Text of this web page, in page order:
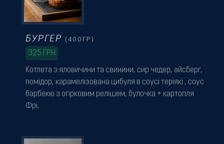
Котлета з яловичини та свинини, сир чедер, айсберг,
помідор, карамелізована цибуля в соусі теріякі , соус
барбекю з огірковим релішем, булочка + картопля
Фрі.
БУРГЕР (400ГР)
325 ГРН